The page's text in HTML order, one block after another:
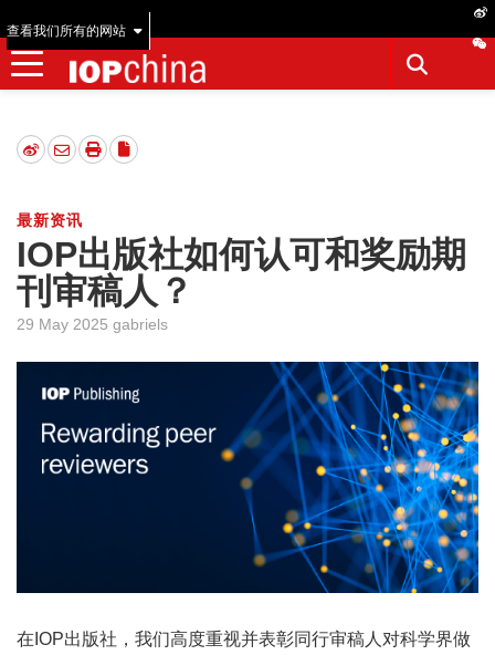
查看我们所有的网站
最新资讯
IOP出版社如何认可和奖励期
刊审稿人？
29 May 2025 gabriels
在IOP出版社，我们高度重视并表彰同行审稿人对科学界做